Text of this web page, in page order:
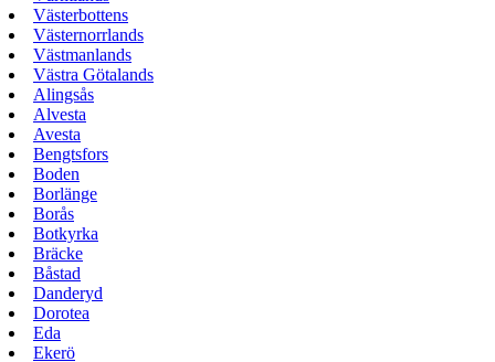
Västerbottens
Västernorrlands
Västmanlands
Västra Götalands
Alingsås
Alvesta
Avesta
Bengtsfors
Boden
Borlänge
Borås
Botkyrka
Bräcke
Båstad
Danderyd
Dorotea
Eda
Ekerö